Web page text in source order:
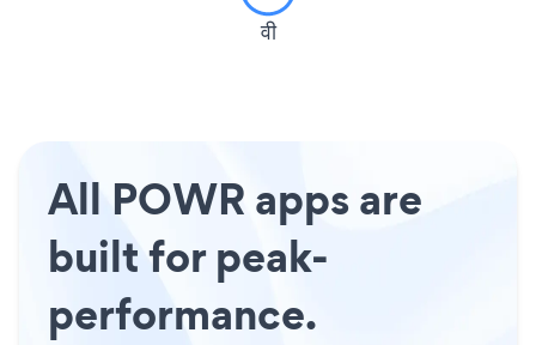
वी
All POWR apps are
built for peak-
performance.